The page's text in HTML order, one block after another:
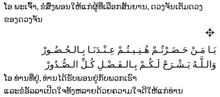
ໂອ ພະເຈົ້າ, ຂໍສົ່ງພອນໃຫ້ແກ່ຜູ້ທີ່ເລືອກສັນຍານ, ດວງຈັນເຕັມດວງ
ຂອງດວງຈັນ
يَـا مَـنْ حَـضَـرْتُـمْ هُـنِـيـتُـمْ عِـنْـدَنَـا بِـالـحُـضُـورْ
وَالـلَّـهُ يَـشْـرَحْ لَـكُـمْ بِـالـفَـضْـلِ كُـلِّ الـصُّـدُورْ
ໂອ ທ່ານທີ່ຢູ່, ທ່ານໄດ້ຮັບພອນຢູ່ກັບພວກເຮົາ
ແລະຂໍອັລລາເປີດໃຈທັງຫລາຍດ້ວຍຄວາມໃຈດີໃຫ້ແກ່ທ່ານ